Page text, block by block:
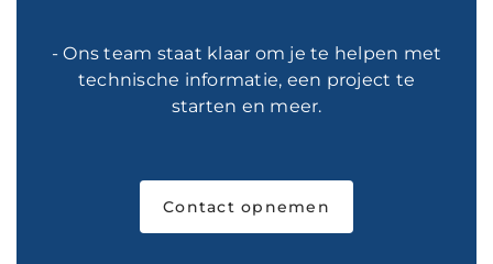
- Ons team staat klaar om je te helpen met
technische informatie, een project te
starten en meer.
Contact opnemen